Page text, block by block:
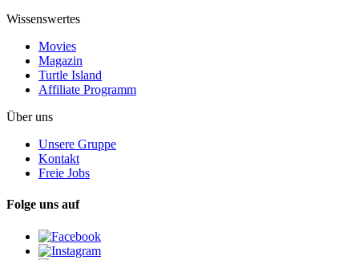
Wissenswertes
Movies
Magazin
Turtle Island
Affiliate Programm
Über uns
Unsere Gruppe
Kontakt
Freie Jobs
Folge uns auf